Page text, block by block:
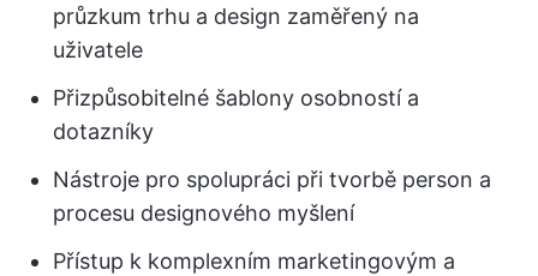
průzkum trhu a design zaměřený na
uživatele
Přizpůsobitelné šablony osobností a
dotazníky
Nástroje pro spolupráci při tvorbě person a
procesu designového myšlení
Přístup k komplexním marketingovým a